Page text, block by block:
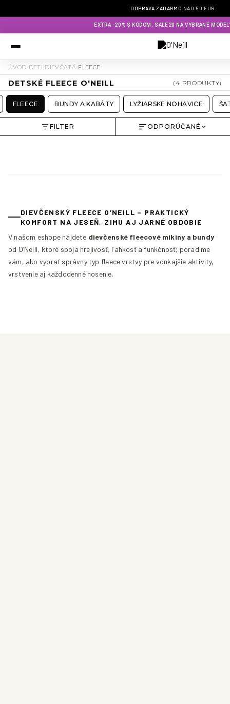
DOPRAVA ZADARMO NAD 50 EUR
EXTRA -20% S KÓDOM: SALE20 NA VYBRANÉ
ÚVOD› DETI ›DIEVČATÁ›FLEECE
DETSKÉ FLEECE O'NEILL (4 PRODUKTY)
FLEECE BUNDY A KABÁTY LYŽIARSKE NOHAVICE
FILTER ODPORÚČANÉ
DIEVČENSKÝ FLEECE O’NEILL – PRAKTICKÝ
KOMFORT NA JESEŇ, ZIMU AJ JARNÉ OBDOBIE
V našom eshope nájdete dievčenské fleecové mikiny a bundy
od O’Neill, ktoré spoja hrejivosť, ľahkosť a funkčnosť; poradíme
vám, ako vybrať správny typ fleece vrstvy pre vonkajšie aktivity,
vrstvenie aj každodenné nosenie.